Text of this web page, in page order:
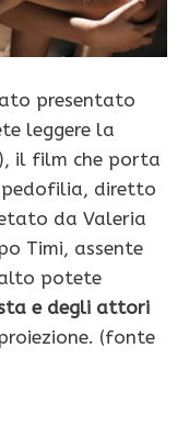
presentato
leggere la
il film che porta
diretto
da Valeria
Timi, assente
potete
e degli attori
(fonte